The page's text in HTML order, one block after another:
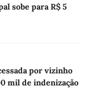
sobe para R$ 5
por vizinho
mil de indenização